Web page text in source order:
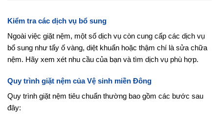
Kiểm tra các dịch vụ bổ sung
Ngoài việc giặt nệm, một số dịch vụ còn cung cấp các dịch vụ
bổ sung như tẩy ố vàng, diệt khuẩn hoặc thậm chí là sửa chữa
nệm. Hãy xem xét nhu cầu của bạn và tìm dịch vụ phù hợp.
Quy trình giặt nệm của Vệ sinh miền Đông
Quy trình giặt nệm tiêu chuẩn thường bao gồm các bước sau
đây: